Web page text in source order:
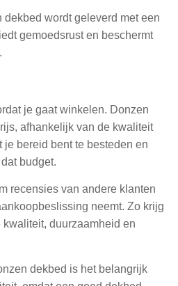
dekbed wordt geleverd met een
gemoedsrust en beschermt
je gaat winkelen. Donzen
afhankelijk van de kwaliteit
je bereid bent te besteden en
budget.
recensies van andere klanten
neemt. Zo krijg
duurzaamheid en
dekbed is het belangrijk